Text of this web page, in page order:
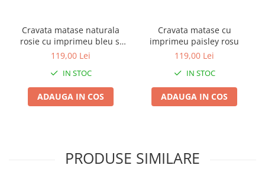
Cravata matase naturala
rosie cu imprimeu bleu si
bej
119,00 Lei
IN STOC
ADAUGA IN COS
Cravata matase cu
imprimeu paisley rosu
119,00 Lei
IN STOC
ADAUGA IN COS
PRODUSE SIMILARE